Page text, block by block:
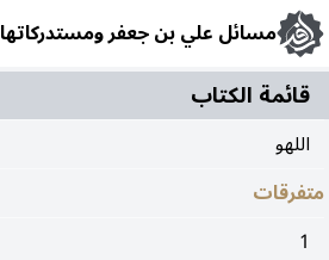
مسائل علي بن جعفر ومستدركاتها
قائمة الکتاب
اللهو
متفرقات
1